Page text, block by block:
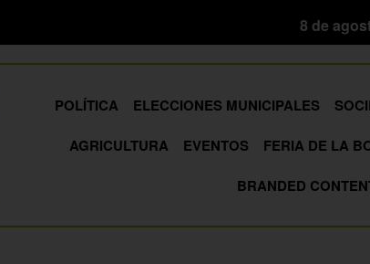
8 de
POLÍTICA ELECCIONES MUNICIPALES
AGRICULTURA
EVENTOS FERIA DE LA
BRANDED